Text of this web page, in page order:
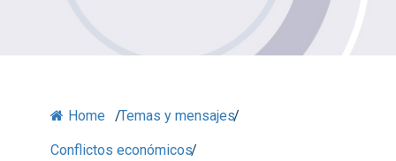
Home /Temas y mensajes/
Conflictos económicos/